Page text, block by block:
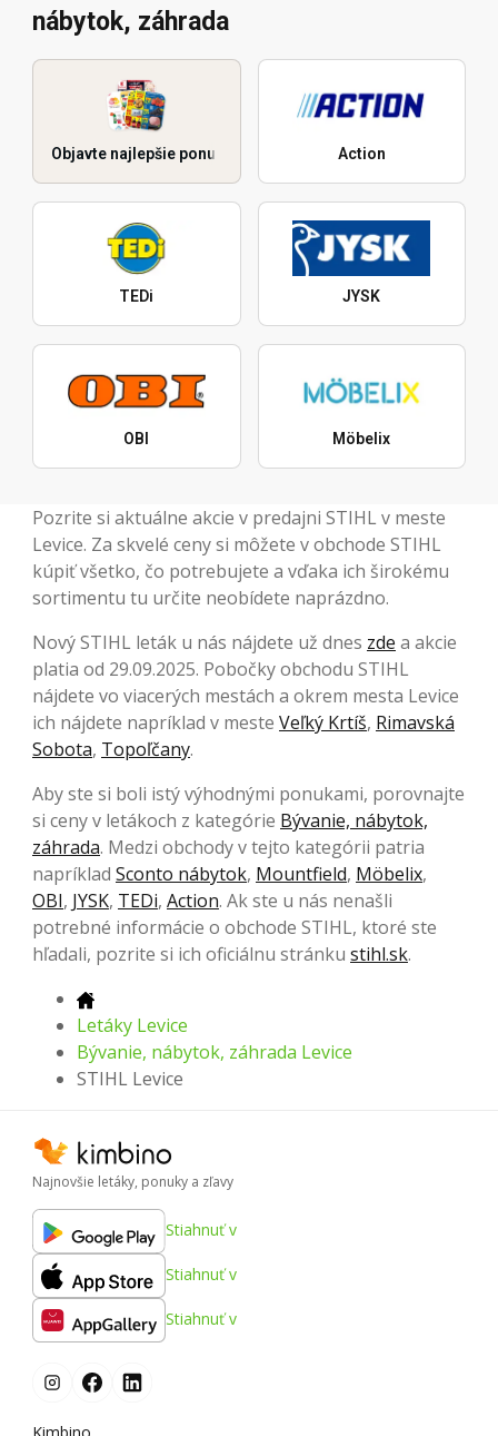
nábytok, záhrada
Objavte najlepšie ponuky Action
TEDi JYSK
OBI Möbelix
Pozrite si aktuálne akcie v predajni STIHL v meste
Levice. Za skvelé ceny si môžete v obchode STIHL
kúpiť všetko, čo potrebujete a vďaka ich širokému
sortimentu tu určite neobídete naprázdno.
Nový STIHL leták u nás nájdete už dnes zde a akcie
platia od 29.09.2025. Pobočky obchodu STIHL
nájdete vo viacerých mestách a okrem mesta Levice
ich nájdete napríklad v meste Veľký Krtíš, Rimavská
Sobota, Topoľčany.
Aby ste si boli istý výhodnými ponukami, porovnajte
si ceny v letákoch z kategórie Bývanie, nábytok,
záhrada. Medzi obchody v tejto kategórii patria
napríklad Sconto nábytok, Mountfield, Möbelix,
OBI, JYSK, TEDi, Action. Ak ste u nás nenašli
potrebné informácie o obchode STIHL, ktoré ste
hľadali, pozrite si ich oficiálnu stránku stihl.sk.
Letáky Levice
Bývanie, nábytok, záhrada Levice
STIHL Levice
Najnovšie letáky, ponuky a zľavy
Stiahnuť v
Stiahnuť v
Stiahnuť v